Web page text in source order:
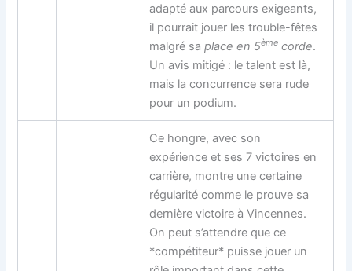
adapté aux parcours exigeants,
il pourrait jouer les trouble-fêtes
malgré saplace en 5ème corde.
Un avis mitigé : le talent est là,
mais la concurrence sera rude
pour un podium.
Ce hongre, avec son
expérience et ses 7 victoires en
carrière, montre une certaine
régularité comme le prouve sa
dernière victoire à Vincennes.
On peut s’attendre que ce
*compétiteur* puisse jouer un